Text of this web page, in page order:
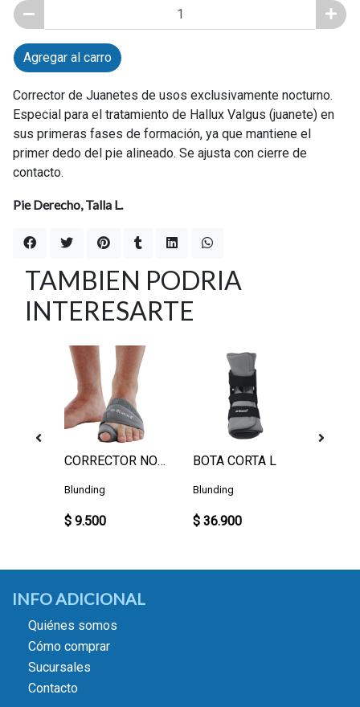
Agregar al carro
Corrector de Juanetes de usos exclusivamente nocturno.
Especial para el tratamiento de Hallux Valgus (juanete) en
sus primeras fases de formación, ya que mantiene el
primer dedo del pie alineado. Se ajusta con cierre de
contacto.
Pie Derecho, Talla L.
TAMBIEN PODRIA
INTERESARTE
CORRECTOR NOCTURNO IZQUIERDO L
Blunding
$ 9.500
BOTA CORTA L
Blunding
$ 36.900
INFO ADICIONAL
Quiénes somos
Cómo comprar
Sucursales
Contacto